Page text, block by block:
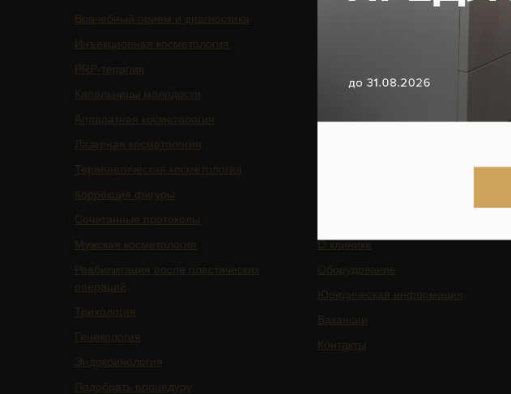
Врачебный прием и диагностика
Инъекционная косметология
PRP-терапия
Капельницы молодости
Аппаратная косметология
Лазерная косметология
Терапевтическая косметология
Коррекция фигуры
Сочетанные протоколы
Мужская косметология
Реабилитация после пластических
операций
Трихология
Гинекология
Эндокринология
Подобрать процедуру
Подписаться на рассылку новостей
БАДы
О клинике
Оборудование
Юридическая информация
Вакансии
Контакты